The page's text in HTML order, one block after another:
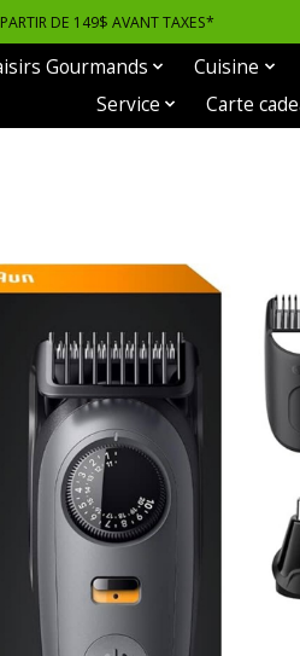
DE 149$ AVANT TAXES*
Gourmands Cuisine
Service
Carte
Items